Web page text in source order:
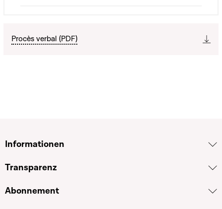
Procès verbal (PDF)
Informationen
Transparenz
Abonnement